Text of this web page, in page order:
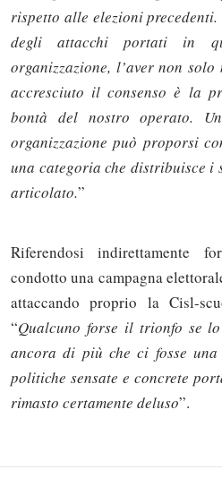
rispetto alle elezioni
degli attacchi portati in
organizzazione, l’aver non
accresciuto il consenso è la
bontà del nostro operato.
organizzazione può proporsi
una categoria che distribuisce i
articolato.”
Riferendosi indirettamente
condotto una campagna
attaccando proprio la Cisl-
“Qualcuno forse il trionfo se
ancora di più che ci fosse
politiche sensate e concrete
rimasto certamente deluso”.
Solo gli utenti
commentare!